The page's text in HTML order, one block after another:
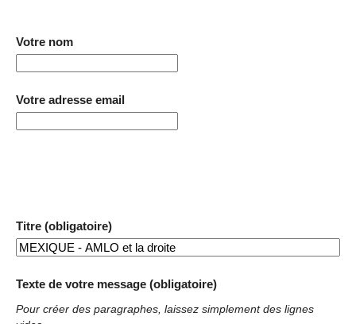
Votre nom
Votre adresse email
Titre (obligatoire)
Texte de votre message (obligatoire)
Pour créer des paragraphes, laissez simplement des lignes